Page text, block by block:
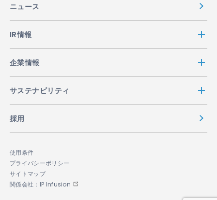
ニュース
IR情報
企業情報
サステナビリティ
採用
使用条件
プライバシーポリシー
サイトマップ
関係会社：IP Infusion